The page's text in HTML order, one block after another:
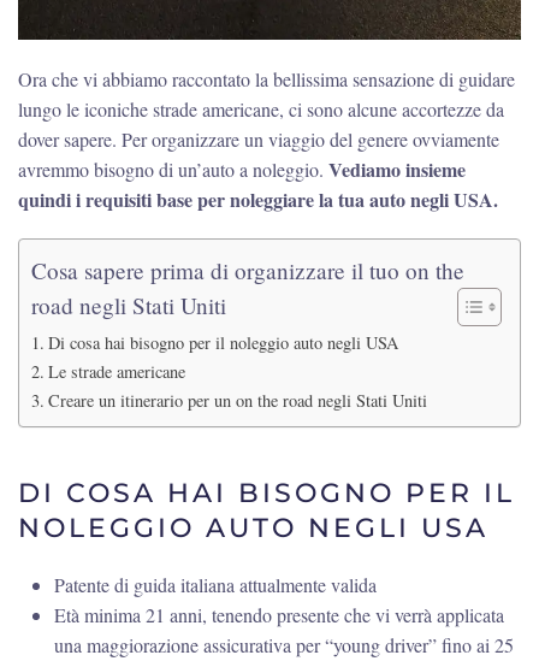
Ora che vi abbiamo raccontato la bellissima sensazione di guidare
lungo le iconiche strade americane, ci sono alcune accortezze da
dover sapere. Per organizzare un viaggio del genere ovviamente
avremmo bisogno di un’auto a noleggio. Vediamo insieme
quindi i requisiti base per noleggiare la tua auto negli USA.
Cosa sapere prima di organizzare il tuo on the
road negli Stati Uniti
Di cosa hai bisogno per il noleggio auto negli USA
Le strade americane
Creare un itinerario per un on the road negli Stati Uniti
DI COSA HAI BISOGNO PER IL
NOLEGGIO AUTO NEGLI USA
Patente di guida italiana attualmente valida
Età minima 21 anni, tenendo presente che vi verrà applicata
una maggiorazione assicurativa per “young driver” fino ai 25